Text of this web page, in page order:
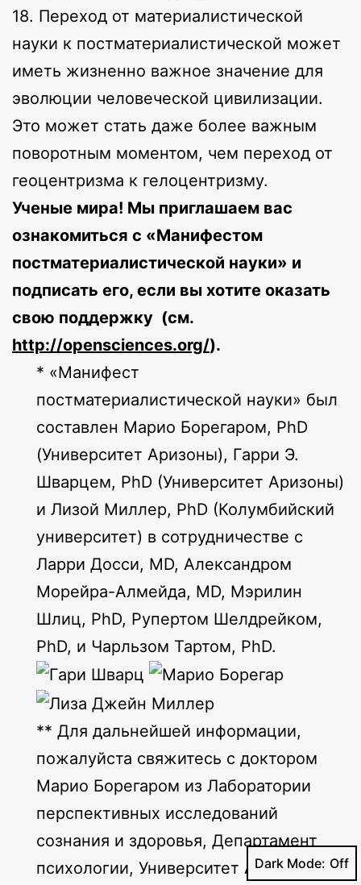
18. Переход от материалистической
науки к постматериалистической может
иметь жизненно важное значение для
эволюции человеческой цивилизации.
Это может стать даже более важным
поворотным моментом, чем переход от
геоцентризма к гелоцентризму.
Ученые мира! Мы приглашаем вас
ознакомиться с «Манифестом
постматериалистической науки» и
подписать его, если вы хотите оказать
свою поддержку (см.
http://opensciences.org/).
* «Манифест
постматериалистической науки» был
составлен Марио Борегаром, PhD
(Университет Аризоны), Гарри Э.
Шварцем, PhD (Университет Аризоны)
и Лизой Миллер, PhD (Колумбийский
университет) в сотрудничестве с
Ларри Досси, MD, Александром
Морейра-Алмейда, MD, Мэрилин
Шлиц, PhD, Рупертом Шелдрейком,
PhD, и Чарльзом Тартом, PhD.
** Для дальнейшей информации,
пожалуйста свяжитесь с доктором
Марио Борегаром из Лаборатории
перспективных исследований
сознания и здоровья, Департамент
психологии, Университет Аризоны,
Dark Mode: